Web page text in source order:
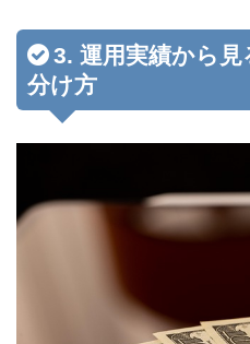
3. 運用実績から
分け方